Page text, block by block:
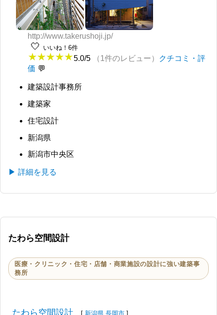
http://www.takerushoji.jp/
🤍 いいね！6件
5.0/5 （1件のレビュー）
クチコミ・評
価
建築設計事務所
建築家
住宅設計
新潟県
新潟市中央区
▶ 詳細を見る
たわら空間設計
医療・クリニック・住宅・店舗・商業施設の設計に強い建築事
務所
たわら空間設計 [ 新潟県 長岡市 ]